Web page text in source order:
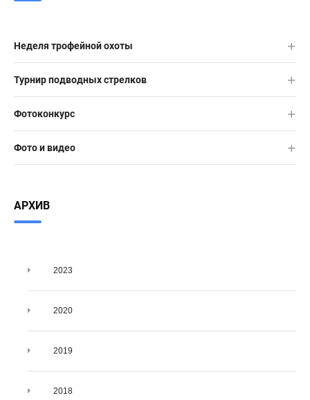
Неделя трофейной охоты
Турнир подводных стрелков
Фотоконкурс
Фото и видео
АРХИВ
2023
2020
2019
2018